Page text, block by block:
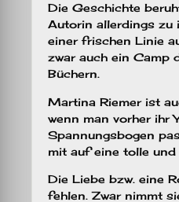
Die Geschichte
Autorin allerdings zu
einer frischen Linie
zwar auch ein Camp
Büchern.
Martina Riemer ist
wenn man vorher ihr
Spannungsbogen
mit auf eine tolle und
Die Liebe bzw. eine
fehlen. Zwar nimmt